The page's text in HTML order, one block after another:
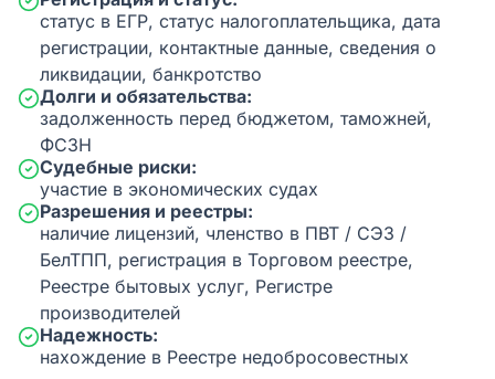
статус в ЕГР, статус налогоплательщика, дата
регистрации, контактные данные, сведения о
ликвидации, банкротство
Долги и обязательства:
задолженность перед бюджетом, таможней,
ФСЗН
Судебные риски:
участие в экономических судах
Разрешения и реестры:
наличие лицензий, членство в ПВТ / СЭЗ /
БелТПП, регистрация в Торговом реестре,
Реестре бытовых услуг, Регистре
производителей
Надежность:
нахождение в Реестре недобросовестных